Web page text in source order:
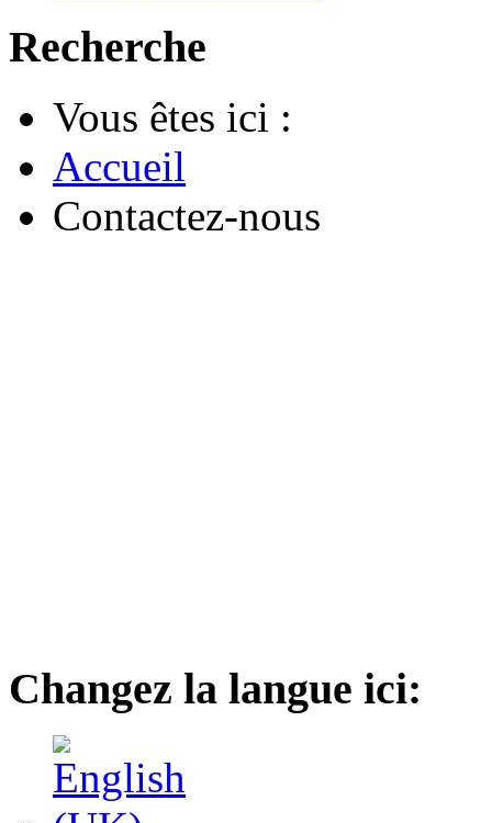
Recherche
Vous êtes ici :
Accueil
Contactez-nous
Changez la langue ici: